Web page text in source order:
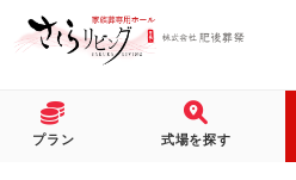
プラン 式場を探す